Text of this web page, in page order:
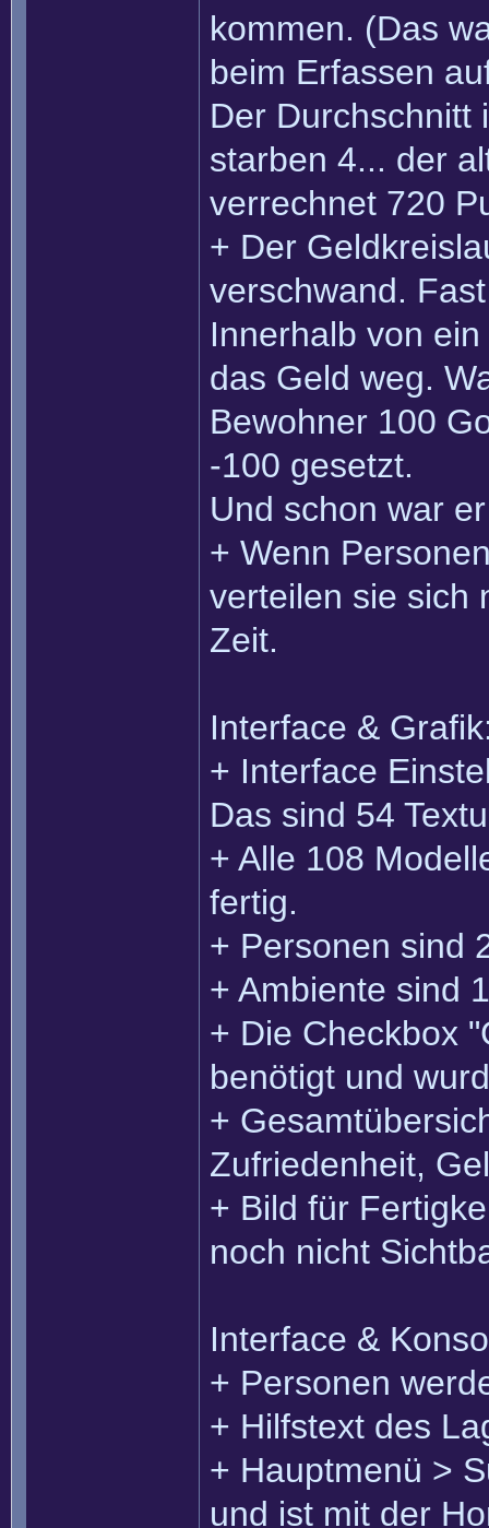
kommen. (Das
beim Erfassen
Der Durchschnitt
starben 4... der
verrechnet 720
+ Der
verschwand.
Innerhalb von
das Geld weg.
Bewohner 100
-100 gesetzt.
Und schon war
+ Wenn
verteilen sie sich
Zeit.
Interface &
+ Interface
Das sind 54
+ Alle 108
fertig.
+ Personen sind
+ Ambiente sind
+ Die Checkbox
benötigt und
+
Zufriedenheit,
+ Bild für
noch nicht
Interface &
+ Personen
+ Hilfstext des
+ Hauptmenü >
und ist mit der